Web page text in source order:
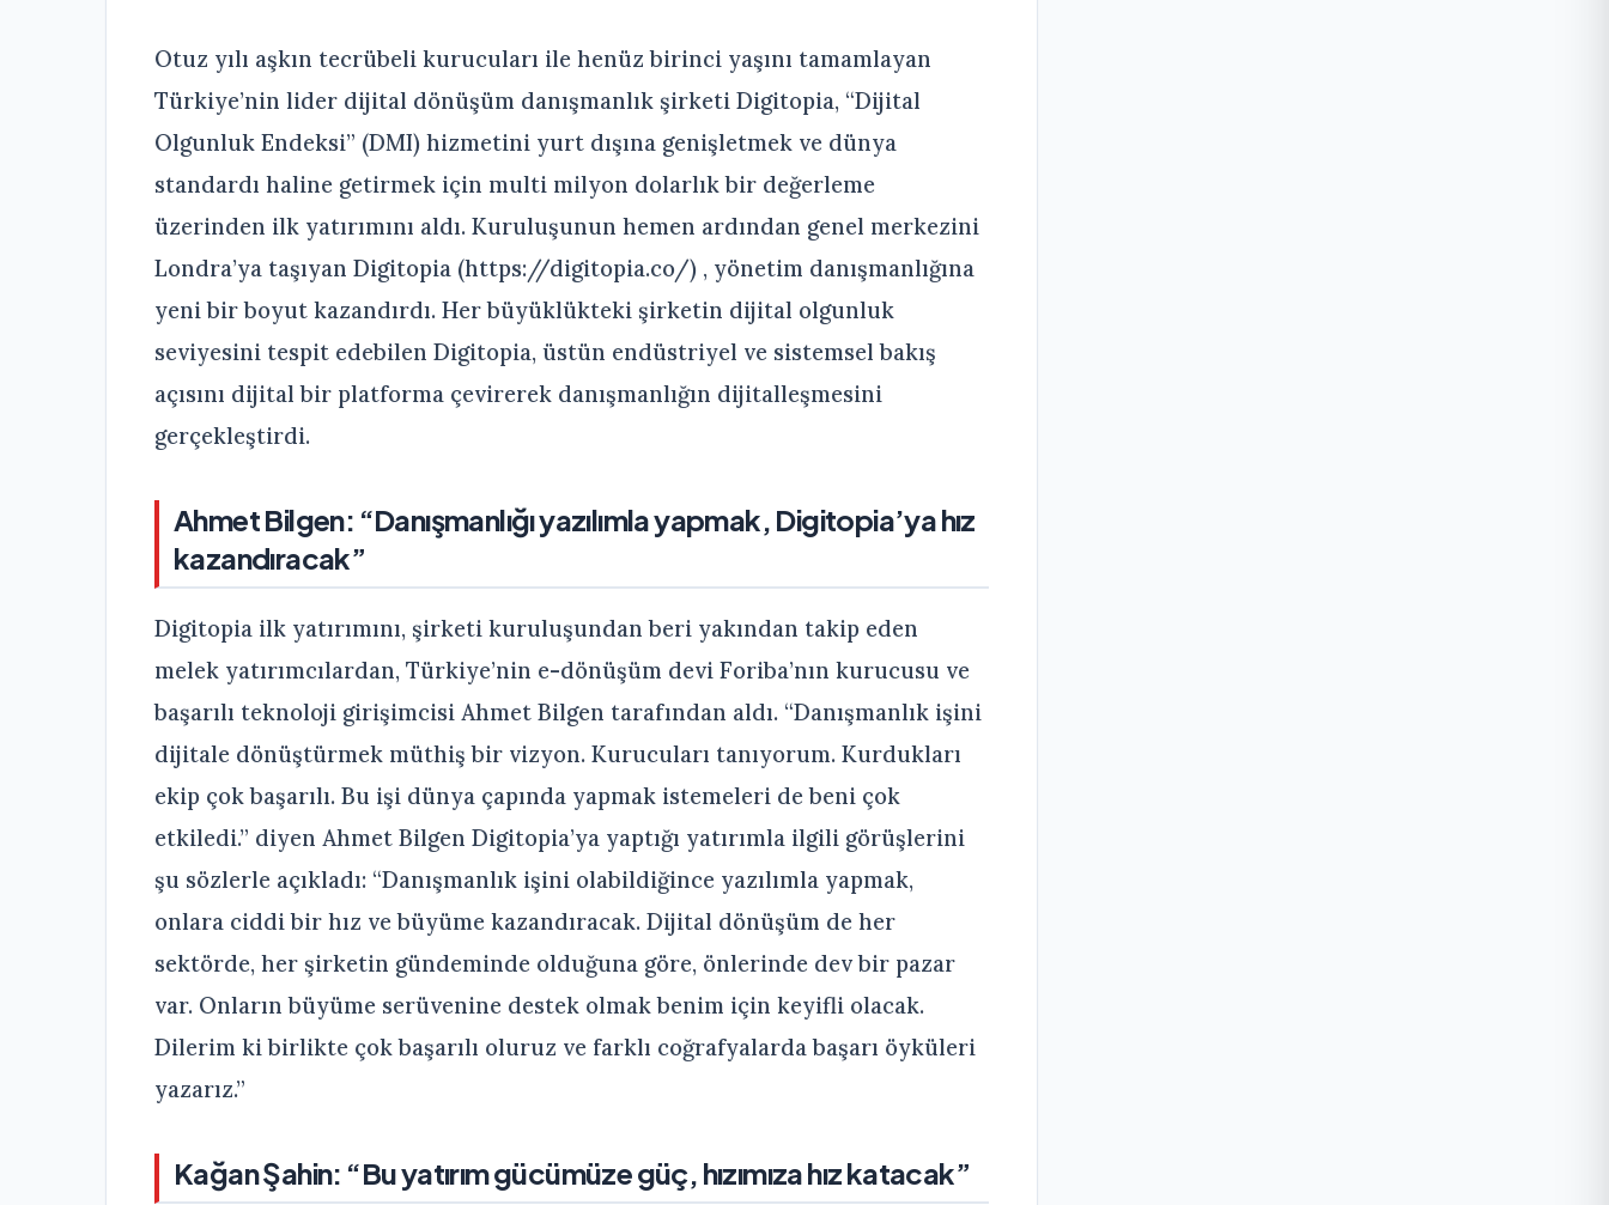
Otuz yılı aşkın tecrübeli kurucuları ile henüz birinci yaşını tamamlayan
Türkiye’nin lider dijital dönüşüm danışmanlık şirketi Digitopia, “Dijital
Olgunluk Endeksi” (DMI) hizmetini yurt dışına genişletmek ve dünya
standardı haline getirmek için multi milyon dolarlık bir değerleme
üzerinden ilk yatırımını aldı. Kuruluşunun hemen ardından genel merkezini
Londra’ya taşıyan Digitopia (https://digitopia.co/) , yönetim danışmanlığına
yeni bir boyut kazandırdı. Her büyüklükteki şirketin dijital olgunluk
seviyesini tespit edebilen Digitopia, üstün endüstriyel ve sistemsel bakış
açısını dijital bir platforma çevirerek danışmanlığın dijitalleşmesini
gerçekleştirdi.
Ahmet Bilgen: “Danışmanlığı yazılımla yapmak, Digitopia’ya hız
kazandıracak”
Digitopia ilk yatırımını, şirketi kuruluşundan beri yakından takip eden
melek yatırımcılardan, Türkiye’nin e-dönüşüm devi Foriba’nın kurucusu ve
başarılı teknoloji girişimcisi Ahmet Bilgen tarafından aldı. “Danışmanlık işini
dijitale dönüştürmek müthiş bir vizyon. Kurucuları tanıyorum. Kurdukları
ekip çok başarılı. Bu işi dünya çapında yapmak istemeleri de beni çok
etkiledi.” diyen Ahmet Bilgen Digitopia’ya yaptığı yatırımla ilgili görüşlerini
şu sözlerle açıkladı: “Danışmanlık işini olabildiğince yazılımla yapmak,
onlara ciddi bir hız ve büyüme kazandıracak. Dijital dönüşüm de her
sektörde, her şirketin gündeminde olduğuna göre, önlerinde dev bir pazar
var. Onların büyüme serüvenine destek olmak benim için keyifli olacak.
Dilerim ki birlikte çok başarılı oluruz ve farklı coğrafyalarda başarı öyküleri
yazarız.”
Kağan Şahin: “Bu yatırım gücümüze güç, hızımıza hız katacak”